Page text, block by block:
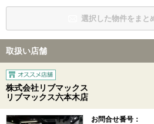
選択した物件をまと
取扱い店舗
株式会社リブマックス
リブマックス六本木店
お問合せ番号：